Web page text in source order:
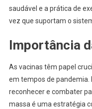
saudável e a prática de
vez que suportam o
Importância
As vacinas têm papel
em tempos de pandemia.
reconhecer e combater
massa é uma estratégia